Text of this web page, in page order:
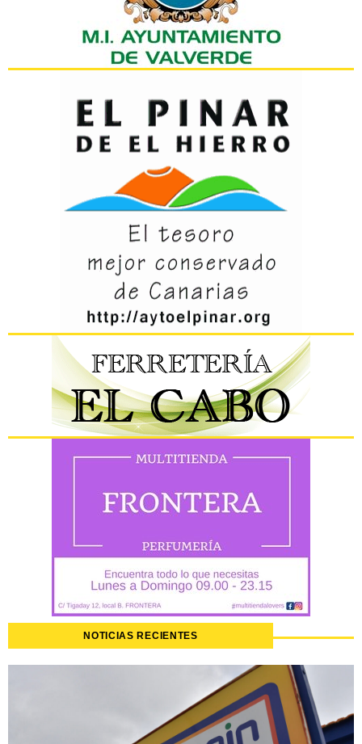
NOTICIAS RECIENTES